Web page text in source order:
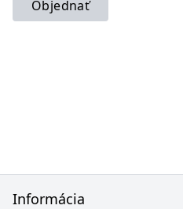
Objednať
Informácia